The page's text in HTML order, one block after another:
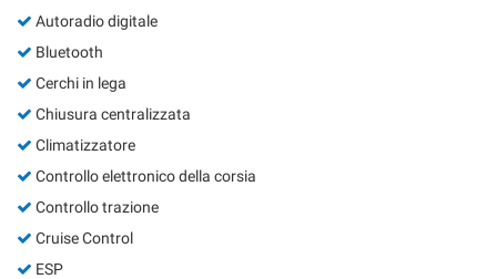
Autoradio digitale
Bluetooth
Cerchi in lega
Chiusura centralizzata
Climatizzatore
Controllo elettronico della corsia
Controllo trazione
Cruise Control
ESP